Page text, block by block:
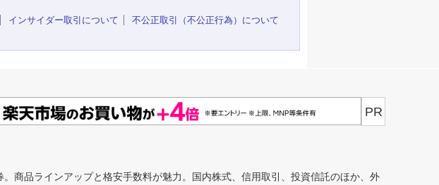
インサイダー取引について
不公正取引（不公正行為）について
PR
商品ラインアップと格安手数料が魅力。国内株式、信用取引、投資信託のほか、外